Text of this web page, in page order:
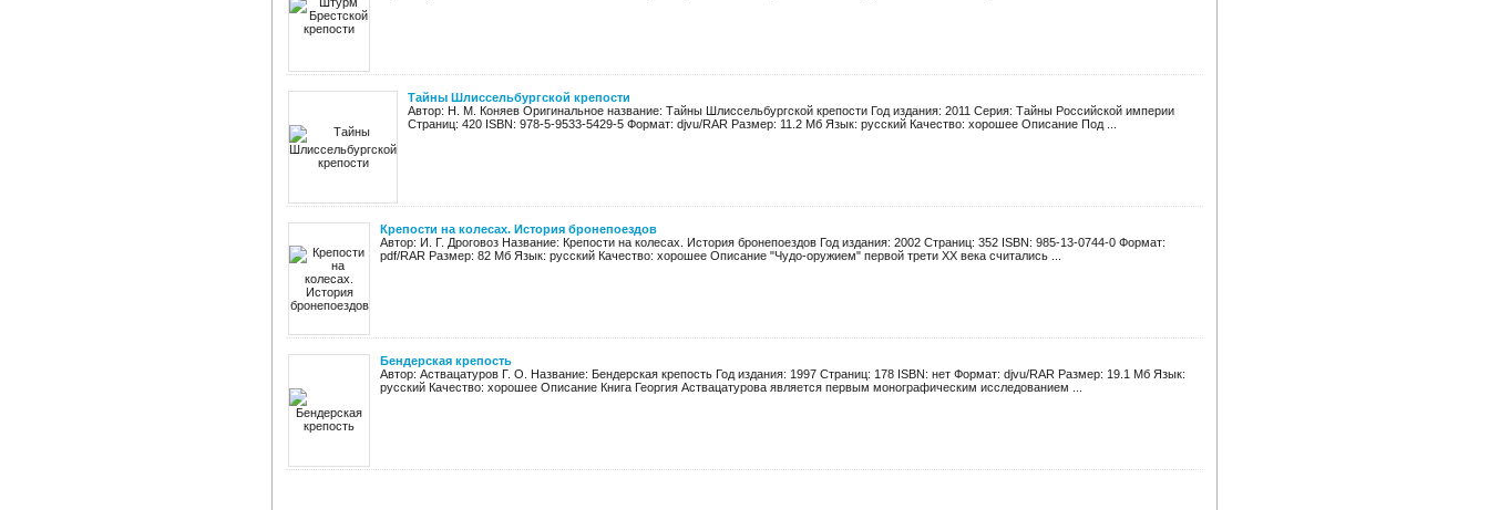
Тайны Шлиссельбургской крепости
Автор: Н. М. Коняев Оригинальное название: Тайны Шлиссельбургской крепости Год издания: 2011 Серия: Тайны Российской империи
Страниц: 420 ISBN: 978-5-9533-5429-5 Формат: djvu/RAR Размер: 11.2 Мб Язык: русский Качество: хорошее Описание Под ...
Крепости на колесах. История бронепоездов
Автор: И. Г. Дроговоз Название: Крепости на колесах. История бронепоездов Год издания: 2002 Страниц: 352 ISBN: 985-13-0744-0 Формат:
pdf/RAR Размер: 82 Мб Язык: русский Качество: хорошее Описание "Чудо-оружием" первой трети XX века считались ...
Бендерская крепость
Автор: Аствацатуров Г. О. Название: Бендерская крепость Год издания: 1997 Страниц: 178 ISBN: нет Формат: djvu/RAR Размер: 19.1 Мб Язык:
русский Качество: хорошее Описание Книга Георгия Аствацатурова является первым монографическим исследованием ...